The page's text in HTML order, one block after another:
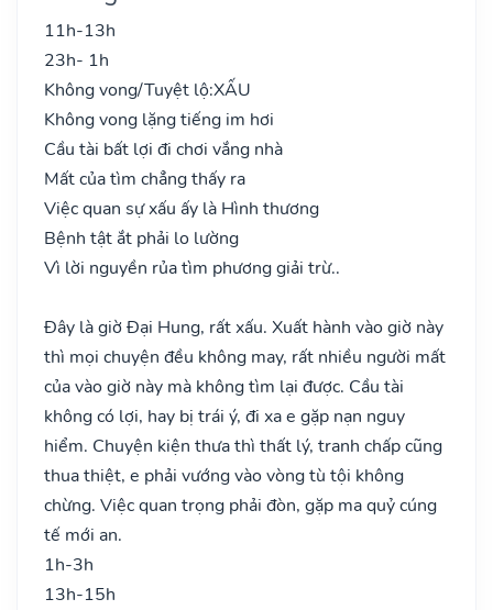
11h-13h
23h- 1h
Không vong/Tuyệt lộ:XẤU
Không vong lặng tiếng im hơi
Cầu tài bất lợi đi chơi vắng nhà
Mất của tìm chẳng thấy ra
Việc quan sự xấu ấy là Hình thương
Bệnh tật ắt phải lo lường
Vì lời nguyền rủa tìm phương giải trừ..
Đây là giờ Đại Hung, rất xấu. Xuất hành vào giờ này
thì mọi chuyện đều không may, rất nhiều người mất
của vào giờ này mà không tìm lại được. Cầu tài
không có lợi, hay bị trái ý, đi xa e gặp nạn nguy
hiểm. Chuyện kiện thưa thì thất lý, tranh chấp cũng
thua thiệt, e phải vướng vào vòng tù tội không
chừng. Việc quan trọng phải đòn, gặp ma quỷ cúng
tế mới an.
1h-3h
13h-15h